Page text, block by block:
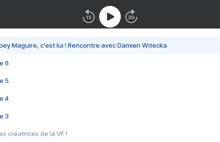
Maguire, c'est lui ! Rencontre avec Damien Witecka
6
5
4
3
créatrices de la VF !